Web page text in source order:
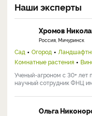
Наши эксперты
Хромов
Россия, Мичуринск
Сад Огород
Комнатные растения
Ученый-агроном с 30+ лет
научный сотрудник ФНЦ
Ольга